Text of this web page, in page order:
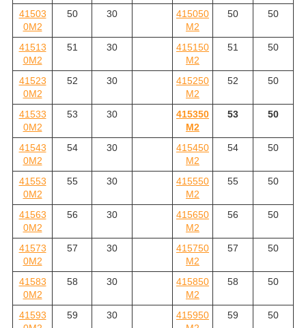
41503
0M2
50 30
415050
M2
50 50
41513
0M2
51 30
415150
M2
51 50
41523
0M2
52 30
415250
M2
52 50
41533
0M2
53 30
415350
M2
53 50
41543
0M2
54 30
415450
M2
54 50
41553
0M2
55 30
415550
M2
55 50
41563
0M2
56 30
415650
M2
56 50
41573
0M2
57 30
415750
M2
57 50
41583
0M2
58 30
415850
M2
58 50
41593
59 30
415950
59 50